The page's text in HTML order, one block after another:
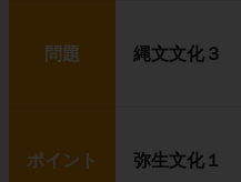
問題 縄文文化３
ポイント 弥生文化１